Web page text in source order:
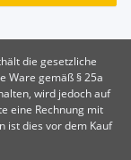
die gesetzliche
Ware gemäß § 25a
wird jedoch auf
eine Rechnung mit
ist dies vor dem Kauf